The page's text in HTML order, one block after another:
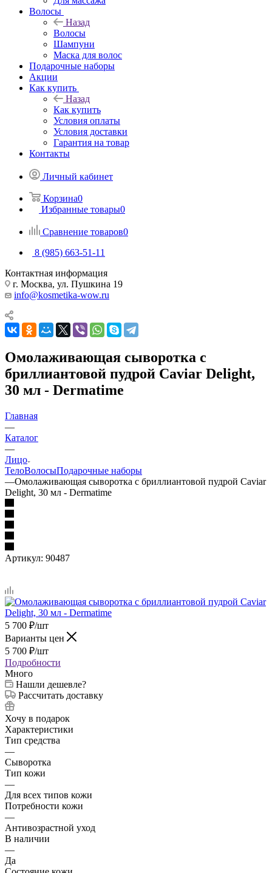
Волосы
Назад
Волосы
Шампуни
Маска для волос
Подарочные наборы
Акции
Как купить
Назад
Как купить
Условия оплаты
Условия доставки
Гарантия на товар
Контакты
Личный кабинет
Корзина0
Избранные товары0
Сравнение товаров0
8 (985) 663-51-11
Контактная информация
г. Москва, ул. Пушкина 19
info@kosmetika-wow.ru
Омолаживающая сыворотка с
бриллиантовой пудрой Caviar Delight,
30 мл - Dermatime
Главная
—
Каталог
—
Лицо
ТелоВолосыПодарочные наборы
—Омолаживающая сыворотка с бриллиантовой пудрой Caviar
Delight, 30 мл - Dermatime
Артикул: 90487
5 700 ₽/шт
Варианты цен
5 700 ₽/шт
Подробности
Много
Нашли дешевле?
Рассчитать доставку
Хочу в подарок
Характеристики
Тип средства
—
Сыворотка
Тип кожи
—
Для всех типов кожи
Потребности кожи
—
Антивозрастной уход
В наличии
—
Да